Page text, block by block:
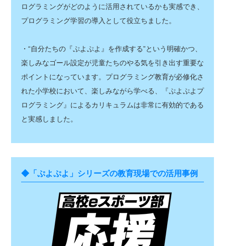
ログラミングがどのように活用されているかも実感でき、
プログラミング学習の導入として役立ちました。
・“自分たちの『ぷよぷよ』を作成する”という明確かつ、
楽しみなゴール設定が児童たちのやる気を引き出す重要な
ポイントになっています。プログラミング教育が必修化さ
れた小学校において、楽しみながら学べる、『ぷよぷよプ
ログラミング』によるカリキュラムは非常に有効的である
と実感しました。
◆「ぷよぷよ」シリーズの教育現場での活用事例